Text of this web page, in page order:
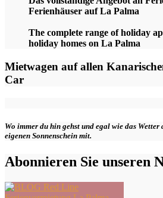
Ferienhäuser auf La Palma
The complete range of holiday
holiday homes on La Palma
Mietwagen auf allen
Car
Wo immer du hin gehst und egal wie das
eigenen Sonnenschein mit.
Abonnieren Sie unseren